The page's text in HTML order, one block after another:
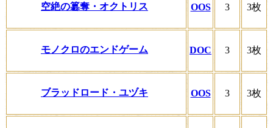
空絶の簒奪・オクトリス OOS 3 3枚
モノクロのエンドゲーム DOC 3 3枚
ブラッドロード・ユヅキ OOS 3 3枚